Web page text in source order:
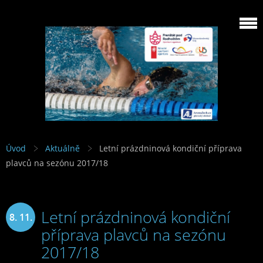
Úvod Aktuálně
Letní prázdninová kondiční příprava
plavců na sezónu 2017/18
8. 11.
Letní prázdninová kondiční
příprava plavců na sezónu
2017/18